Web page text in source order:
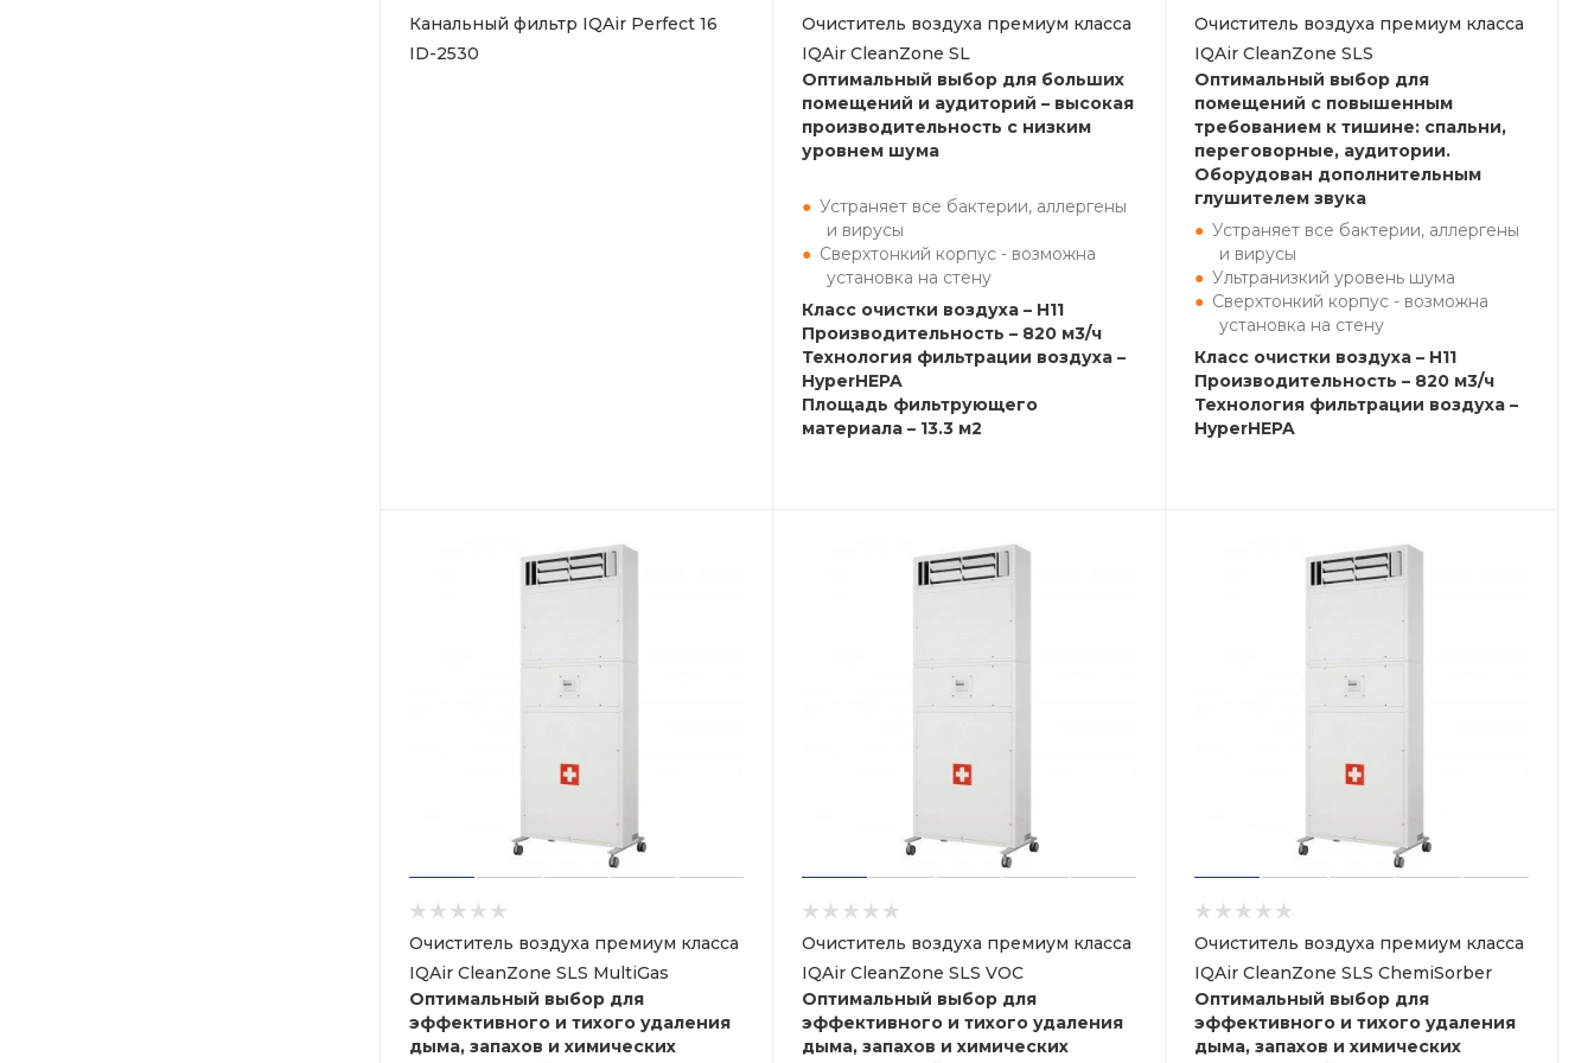
Канальный фильтр IQAir Perfect 16
ID-2530
Очиститель воздуха премиум класса
IQAir CleanZone SL
Оптимальный выбор для больших
помещений и аудиторий – высокая
производительность с низким
уровнем шума
Устраняет все бактерии, аллергены
и вирусы
Сверхтонкий корпус - возможна
установка на стену
Класс очистки воздуха – H11
Производительность – 820 м3/ч
Технология фильтрации воздуха –
HyperHEPA
Площадь фильтрующего
материала – 13.3 м2
Очиститель воздуха премиум класса
IQAir CleanZone SLS
Оптимальный выбор для
помещений с повышенным
требованием к тишине: спальни,
переговорные, аудитории.
Оборудован дополнительным
глушителем звука
Устраняет все бактерии, аллергены
и вирусы
Ультранизкий уровень шума
Сверхтонкий корпус - возможна
установка на стену
Класс очистки воздуха – H11
Производительность – 820 м3/ч
Технология фильтрации воздуха –
HyperHEPA
Очиститель воздуха премиум класса
IQAir CleanZone SLS MultiGas
Оптимальный выбор для
эффективного и тихого удаления
дыма, запахов и химических
Очиститель воздуха премиум класса
IQAir CleanZone SLS VOC
Оптимальный выбор для
эффективного и тихого удаления
дыма, запахов и химических
Очиститель воздуха премиум класса
IQAir CleanZone SLS ChemiSorber
Оптимальный выбор для
эффективного и тихого удаления
дыма, запахов и химических